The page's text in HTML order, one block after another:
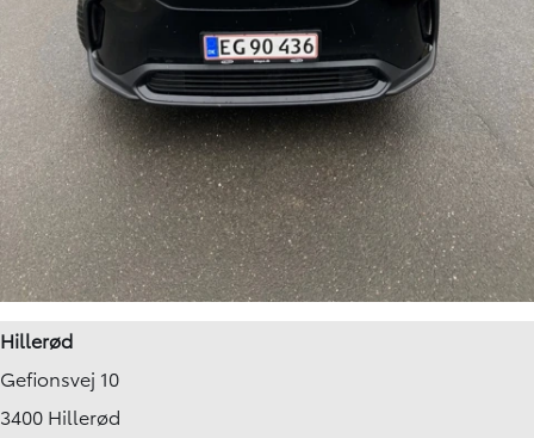
Hillerød
Gefionsvej 10
3400 Hillerød